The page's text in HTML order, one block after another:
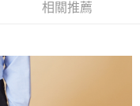
查看運費
相關推薦